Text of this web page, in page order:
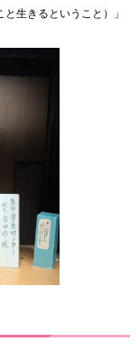
生きるということ）」